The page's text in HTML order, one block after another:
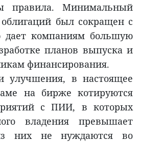
правила. Минимальный
был сокращен с
дает компаниям большую
планов выпуска и
финансирования.
улучшения, в настоящее
на бирже котируются
с ПИИ, в которых
владения превышает
них не нуждаются во